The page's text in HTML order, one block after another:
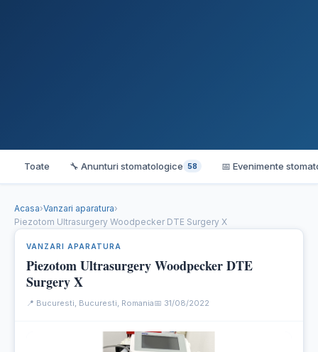
Toate 🔧 Anunturi stomatologice 58 📅 Evenimente
Acasa›Vanzari aparatura›
Piezotom Ultrasurgery Woodpecker DTE Surgery X
VANZARI APARATURA
Piezotom Ultrasurgery Woodpecker DTE
Surgery X
📍 Bucuresti, Bucuresti, Romania📅 31/08/2022